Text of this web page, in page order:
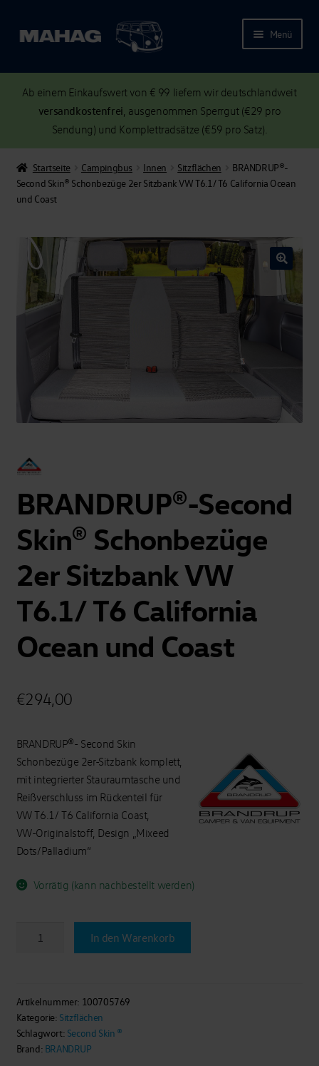
Menü
Ab einem Einkaufswert von € 99 liefern wir deutschlandweit
versandkostenfrei , ausgenommen Sperrgut (€29 pro
Sendung) und Komplettradsätze (€59 pro Satz).
Startseite Campingbus Innen Sitzflächen
BRANDRUP®-
Second Skin® Schonbezüge 2er Sitzbank VW T6.1/ T6 California Ocean
und Coast
BRANDRUP®-Second
Skin® Schonbezüge
2er Sitzbank VW
T6.1/ T6 California
Ocean und Coast
€294,00
BRANDRUP®- Second Skin
Schonbezüge 2er-Sitzbank komplett,
mit integrierter Stauraumtasche und
Reißverschluss im Rückenteil für
VW T6.1/ T6 California Coast,
VW-Originalstoff, Design „Mixeed
Dots/Palladium“
Vorrätig (kann nachbestellt werden)
2er
Sitzbank
VW
T6.1/
In den Warenkorb
Artikelnummer: 100705769
Kategorie: Sitzflächen
Schlagwort: Second Skin ®
Brand: BRANDRUP